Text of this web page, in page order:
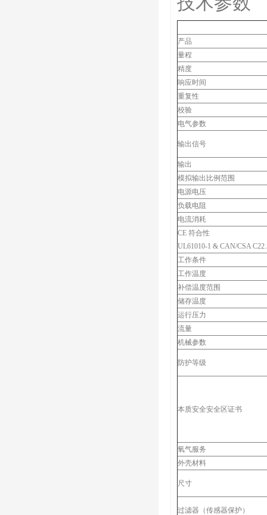
产品
量程
精度
响应时间
重复性
校验
电气参数
输出信号
输出
模拟输出比例范围
电源电压
负载电阻
电流消耗
CE 符合性
UL61010-1 & CAN/CSA
工作条件
工作温度
补偿温度范围
储存温度
运行压力
流量
机械参数
防护等级
本质安全安全区证书
氧气服务
外壳材料
尺寸
过滤器（传感器保护）